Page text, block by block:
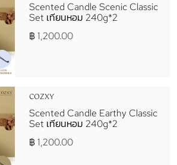
Scented Candle Scenic Classic
Set เทียนหอม 240g*2
฿ 1,200.00
COZXY
Scented Candle Earthy Classic
Set เทียนหอม 240g*2
฿ 1,200.00